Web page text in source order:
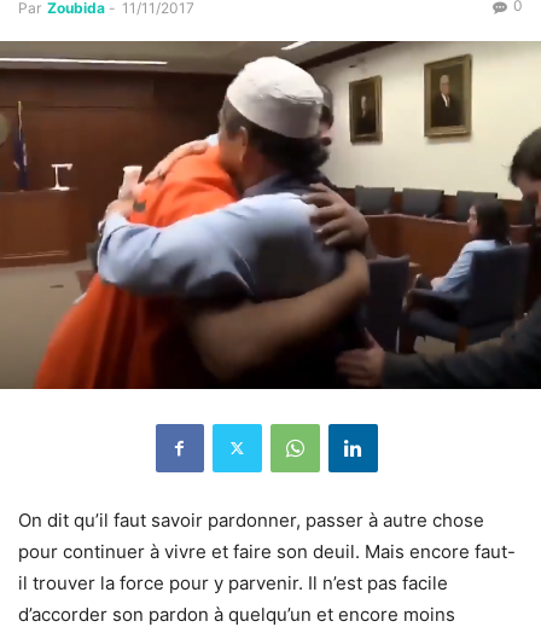
Par Zoubida - 11/11/2017 0
On dit qu’il faut savoir pardonner, passer à autre chose
pour continuer à vivre et faire son deuil. Mais encore faut-
il trouver la force pour y parvenir. Il n’est pas facile
d’accorder son pardon à quelqu’un et encore moins